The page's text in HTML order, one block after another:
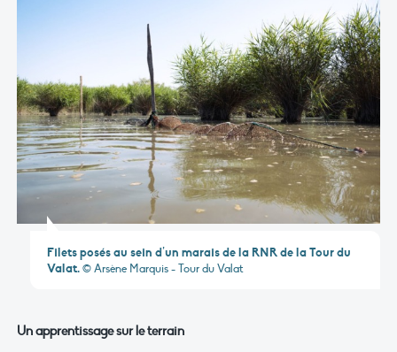
Filets posés au sein d’un marais de la RNR de la Tour du
Valat.© Arsène Marquis - Tour du Valat
Un apprentissage sur le terrain